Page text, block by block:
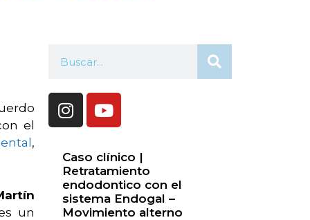
el
,
un
Caso clínico |
Retratamiento
endodontico con el
sistema Endogal –
Movimiento alterno